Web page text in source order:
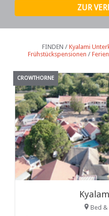
FINDEN / Kyalami
Frühstückspensionen /
CROWTHORNE
Bed &